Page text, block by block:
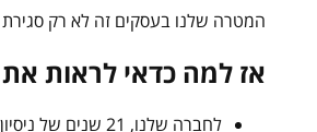
המטרה שלנו בעסקים זה לא רק
אז למה כדאי לראות
לחברה שלנו, 21 שנים של ניסיון שטח, מלווים את מערכי המכירות של הארגונים המובילים ביותר במשק הישראלי. טיפים מעשיים.